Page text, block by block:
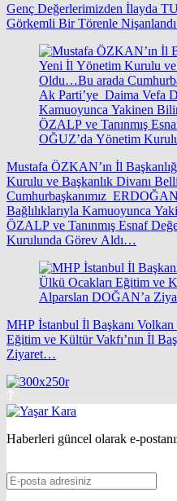
Genç Değerlerimizden İlayda
Görkemli Bir Törenle
Mustafa ÖZKAN’ın İl
Kurulu ve Başkanlık Divanı
Cumhurbaşkanımız
Bağlılıklarıyla Kamuoyunca
ÖZALP ve Tanınmış Esnaf
Kurulunda Görev Aldı…
MHP İstanbul İl Başkanı
Eğitim ve Kültür Vakfı’nın İl
Ziyaret…
Haberleri güncel olarak e-